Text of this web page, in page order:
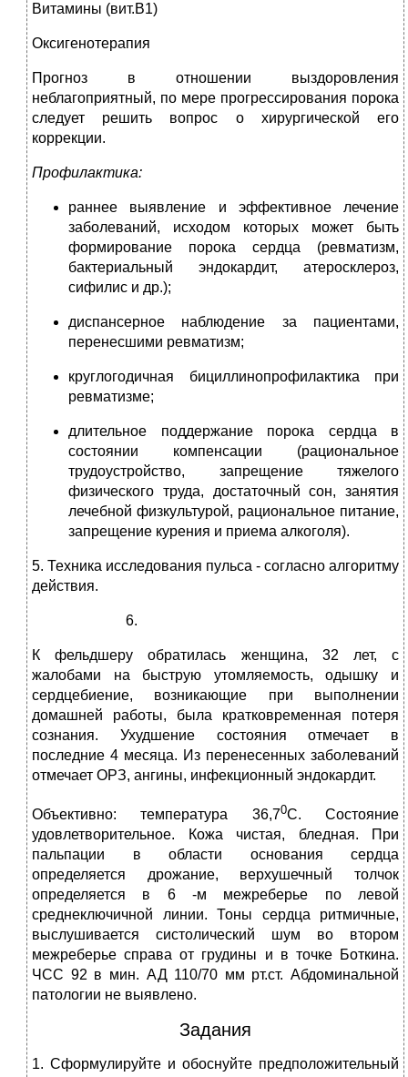
Витамины (вит.В1)
Оксигенотерапия
Прогноз в отношении выздоровления
неблагоприятный, по мере прогрессирования порока
следует решить вопрос о хирургической его
коррекции.
Профилактика:
раннее выявление и эффективное лечение
заболеваний, исходом которых может быть
формирование порока сердца (ревматизм,
бактериальный эндокардит, атеросклероз,
сифилис и др.);
диспансерное наблюдение за пациентами,
перенесшими ревматизм;
круглогодичная бициллинопрофилактика при
ревматизме;
длительное поддержание порока сердца в
состоянии компенсации (рациональное
трудоустройство, запрещение тяжелого
физического труда, достаточный сон, занятия
лечебной физкультурой, рациональное питание,
запрещение курения и приема алкоголя).
5. Техника исследования пульса ‑ согласно алгоритму
действия.
К фельдшеру обратилась женщина, 32 лет, с
жалобами на быструю утомляемость, одышку и
сердцебиение, возникающие при выполнении
домашней работы, была кратковременная потеря
сознания. Ухудшение состояния отмечает в
последние 4 месяца. Из перенесенных заболеваний
отмечает ОРЗ, ангины, инфекционный эндокардит.
Объективно: температура 36,70С. Состояние
удовлетворительное. Кожа чистая, бледная. При
пальпации в области основания сердца
определяется дрожание, верхушечный толчок
определяется в 6 -м межреберье по левой
среднеключичной линии. Тоны сердца ритмичные,
выслушивается систолический шум во втором
межреберье справа от грудины и в точке Боткина.
ЧСС 92 в мин. АД 110/70 мм рт.ст. Абдоминальной
патологии не выявлено.
Задания
1. Сформулируйте и обоснуйте предположительный